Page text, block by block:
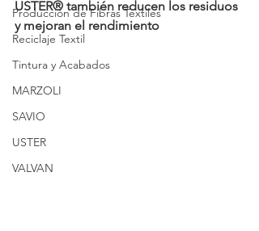
Producción de Fibras Textiles
Reciclaje Textil
Tintura y Acabados
MARZOLI
SAVIO
USTER
VALVAN
USTER® también reducen los residuos
y mejoran el rendimiento